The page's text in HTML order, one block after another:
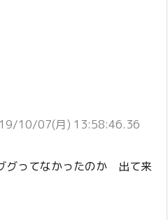
10/07(月) 13:58:46.36
グってなかったのか 出て来